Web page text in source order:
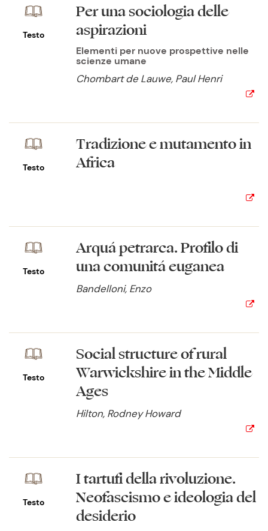
Testo
Per una sociologia delle
aspirazioni
Elementi per nuove prospettive nelle
scienze umane
Chombart de Lauwe, Paul Henri
Testo
Tradizione e mutamento in
Africa
Testo
Arquá petrarca. Profilo di
una comunitá euganea
Bandelloni, Enzo
Testo
Social structure of rural
Warwickshire in the Middle
Ages
Hilton, Rodney Howard
Testo
I tartufi della rivoluzione.
Neofascismo e ideologia del
desiderio